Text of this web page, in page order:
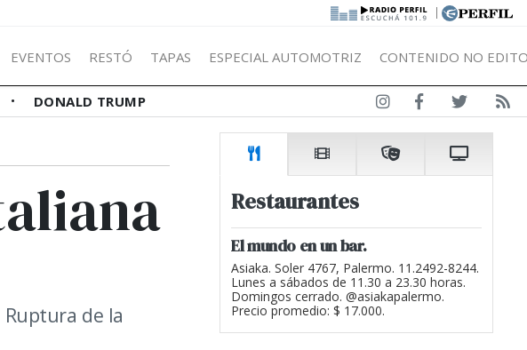
|
EVENTOS RESTÓ TAPAS ESPECIAL AUTOMOTRIZ CONTENIDO NO
DONALD TRUMP
de la
Restaurantes
El mundo en un bar.
Asiaka. Soler 4767, Palermo. 11.2492-8244.
Lunes a sábados de 11.30 a 23.30 horas.
Domingos cerrado. @asiakapalermo.
Precio promedio: $ 17.000.